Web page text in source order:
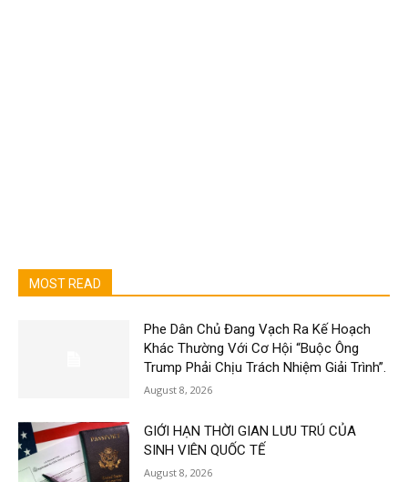
MOST READ
Phe Dân Chủ Đang Vạch Ra Kế Hoạch
Khác Thường Với Cơ Hội “Buộc Ông
Trump Phải Chịu Trách Nhiệm Giải Trình”.
August 8, 2026
GIỚI HẠN THỜI GIAN LƯU TRÚ CỦA
SINH VIÊN QUỐC TẾ
August 8, 2026